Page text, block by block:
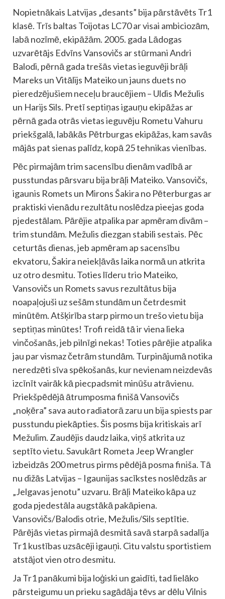
Nopietnākais Latvijas „desants” bija pārstāvēts Tr1
klasē. Trīs baltas Toijotas LC70 ar visai ambiciozām,
labā nozīmē, ekipāžām. 2005. gada Lādogas
uzvarētājs Edvīns Vansovičs ar stūrmani Andri
Balodi, pērnā gada trešās vietas ieguvēji brāļi
Mareks un Vitālijs Mateiko un jauns duets no
pieredzējušiem neceļu braucējiem – Uldis Mežulis
un Harijs Sils. Pretī septiņas igauņu ekipāžas ar
pērnā gada otrās vietas ieguvēju Rometu Vahuru
priekšgalā, labākās Pētrburgas ekipāžas, kam savās
mājās pat sienas palīdz, kopā 25 tehnikas vienības.
Pēc pirmajām trim sacensību dienām vadībā ar
pusstundas pārsvaru bija brāļi Mateiko. Vansovičs,
igaunis Romets un Mirons Šakira no Pēterburgas ar
praktiski vienādu rezultātu noslēdza pieejas goda
pjedestālam. Pārējie atpalika par apmēram divām –
trim stundām. Mežulis diezgan stabili sestais. Pēc
ceturtās dienas, jeb apmēram ap sacensību
ekvatoru, Šakira neiekļāvās laika normā un atkrita
uz otro desmitu. Toties līderu trio Mateiko,
Vansovičs un Romets savus rezultātus bija
noapaļojuši uz sešām stundām un četrdesmit
minūtēm. Atšķirība starp pirmo un trešo vietu bija
septiņas minūtes! Trofi reidā tā ir viena lieka
vinčošanās, jeb pilnīgi nekas! Toties pārējie atpalika
jau par vismaz četrām stundām. Turpinājumā notika
neredzēti sīva spēkošanās, kur nevienam neizdevās
izcīnīt vairāk kā piecpadsmit minūšu atrāvienu.
Priekšpēdējā ātrumposma finišā Vansovičs
„noķēra” sava auto radiatorā zaru un bija spiests par
pusstundu piekāpties. Šis posms bija kritiskais arī
Mežulim. Zaudējis daudz laika, viņš atkrita uz
septīto vietu. Savukārt Rometa Jeep Wrangler
izbeidzās 200 metrus pirms pēdējā posma finiša. Tā
nu dižās Latvijas – Igaunijas sacīkstes noslēdzās ar
„Jelgavas jenotu” uzvaru. Brāļi Mateiko kāpa uz
goda pjedestāla augstākā pakāpiena.
Vansovičs/Balodis otrie, Mežulis/Sils septītie.
Pārējās vietas pirmajā desmitā savā starpā sadalīja
Tr1 kustības uzsācēji igauņi. Citu valstu sportistiem
atstājot vien otro desmitu.
Ja Tr1 panākumi bija loģiski un gaidīti, tad lielāko
pārsteigumu un prieku sagādāja tēvs ar dēlu Vilnis